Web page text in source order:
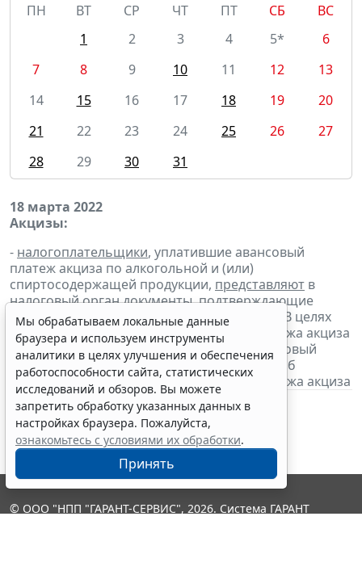
ПН
ВТ СР ЧТ ПТ СБ
ВС
1
2 3 4 5*
6
7
8 9 10 11 12
13
14
15 16 17 18 19
20
21
22 23 24 25 26
27
28
29 30 31
18 марта 2022
Акцизы:
- налогоплательщики, уплатившие авансовый
платеж акциза по алкогольной и (или)
спиртосодержащей продукции, представляют в
налоговый органдокументы, подтверждающие
уплату авансового платежа за март 2022 г. В целях
освобождения от уплаты авансового платежа акциза
налогоплательщикипредставляютв налоговый
орган банковскую гарантию иизвещение
об
освобождении от уплаты авансового платежа акциза
Мы обрабатываем локальные данные
браузера и используем инструменты
аналитики в целях улучшения и обеспечения
работоспособности сайта, статистических
исследований и обзоров. Вы можете
запретить обработку указанных данных в
настройках браузера. Пожалуйста,
ознакомьтесь с условиями их обработки.
Принять
© ООО "НПП "ГАРАНТ-СЕРВИС", 2026. Система ГАРАНТ